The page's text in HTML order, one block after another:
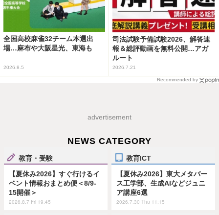
全国高校麻雀32チーム本選出
場…麻布や大阪星光、東海も
2026.8.5
司法試験予備試験2026、解答速
報＆総評動画を無料公開…アガ
ルート
2026.7.21
Recommended by
advertisement
NEWS CATEGORY
教育・受験
【夏休み2026】すぐ行けるイ
ベント情報おまとめ便＜8/9-
15開催＞
2026.8.7 Fri 19:45
教育ICT
【夏休み2026】東大メタバー
ス工学部、生成AIなどジュニ
ア講座6選
2026.7.30 Thu 11:15